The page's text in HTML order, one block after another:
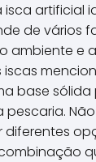
isca artificial
de vários
ambiente e
iscas
base
pescaria.
diferentes